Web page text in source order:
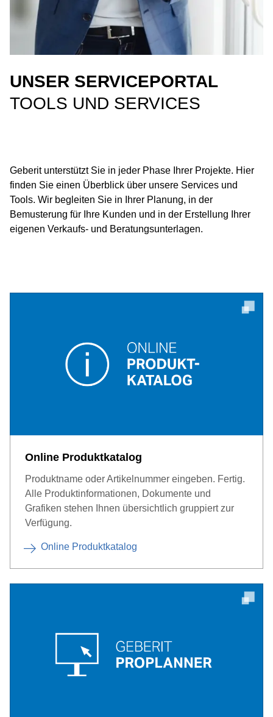
UNSER SERVICEPORTAL
TOOLS UND SERVICES
Geberit unterstützt Sie in jeder Phase Ihrer Projekte. Hier
finden Sie einen Überblick über unsere Services und
Tools. Wir begleiten Sie in Ihrer Planung, in der
Bemusterung für Ihre Kunden und in der Erstellung Ihrer
eigenen Verkaufs- und Beratungsunterlagen.
Online Produktkatalog
Produktname oder Artikelnummer eingeben. Fertig.
Alle Produktinformationen, Dokumente und
Grafiken stehen Ihnen übersichtlich gruppiert zur
Verfügung.
Online Produktkatalog